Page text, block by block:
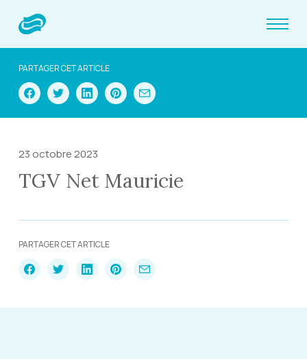
PARTAGER CET ARTICLE
23 octobre 2023
TGV Net Mauricie
PARTAGER CET ARTICLE